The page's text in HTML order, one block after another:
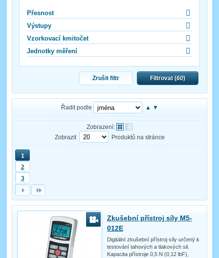
Přesnost
Výstupy
Vzorkovací kmitočet
Jednotky měření
Zrušit filtr Filtrovat (60)
Řadit podle ▲ ▼
Zobrazení:
Zobrazit
Produktů na stránce
1
2
3
Zkušební přístroj síly M5-
012E
Digitální zkušební přístroj síly určený k
testování tahových a tlakových sil.
Kapacita přístroje 0,5 N (0,12 lbF),